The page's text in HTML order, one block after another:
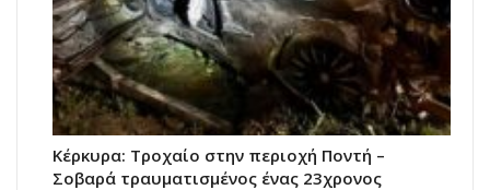
Κέρκυρα: Τροχαίο στην περιοχή Ποντή –
Σοβαρά τραυματισμένος ένας 23χρονος